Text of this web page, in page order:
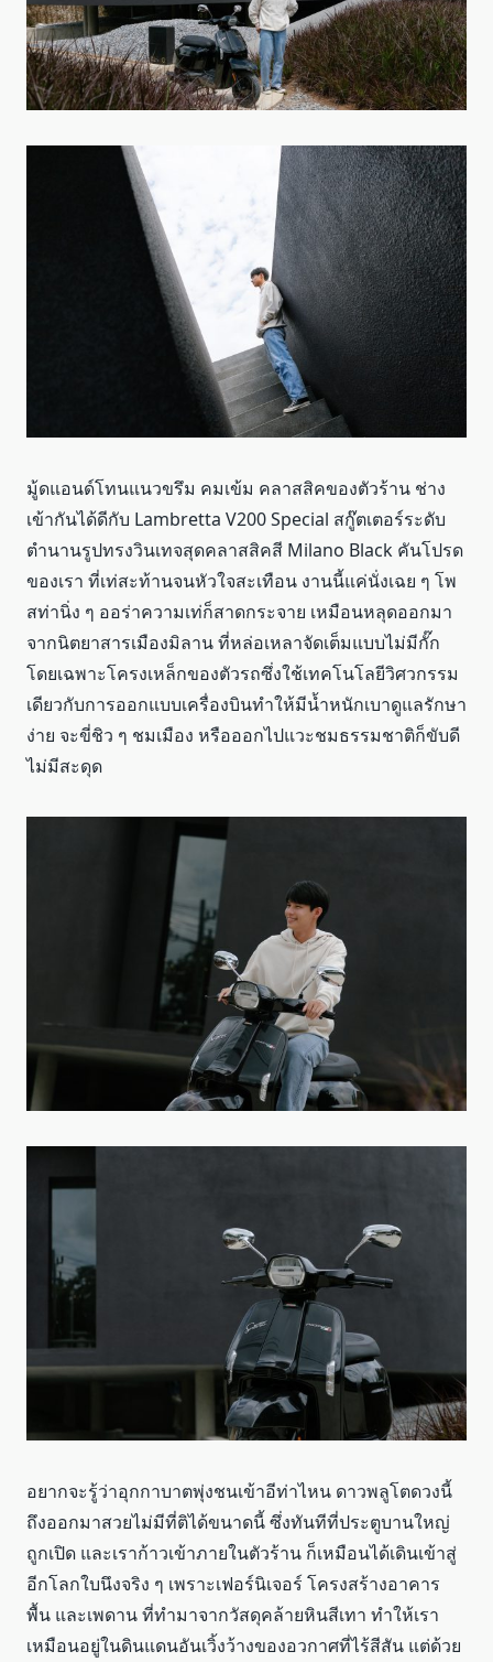
มู้ดแอนด์โทนแนวขรึม คมเข้ม คลาสสิคของตัวร้าน ช่าง
เข้ากันได้ดีกับ Lambretta V200 Special สกู๊ตเตอร์ระดับ
ตำนานรูปทรงวินเทจสุดคลาสสิคสี Milano Black คันโปรด
ของเรา ที่เท่สะท้านจนหัวใจสะเทือน งานนี้แค่นั่งเฉย ๆ โพ
สท่านิ่ง ๆ ออร่าความเท่ก็สาดกระจาย เหมือนหลุดออกมา
จากนิตยาสารเมืองมิลาน ที่หล่อเหลาจัดเต็มแบบไม่มีกั๊ก
โดยเฉพาะโครงเหล็กของตัวรถซึ่งใช้เทคโนโลยีวิศวกรรม
เดียวกับการออกแบบเครื่องบินทำให้มีน้ำหนักเบาดูแลรักษา
ง่าย จะขี่ชิว ๆ ชมเมือง หรือออกไปแวะชมธรรมชาติก็ขับดี
ไม่มีสะดุด
อยากจะรู้ว่าอุกกาบาตพุ่งชนเข้าอีท่าไหน ดาวพลูโตดวงนี้
ถึงออกมาสวยไม่มีที่ติได้ขนาดนี้ ซึ่งทันทีที่ประตูบานใหญ่
ถูกเปิด และเราก้าวเข้าภายในตัวร้าน ก็เหมือนได้เดินเข้าสู่
อีกโลกใบนึงจริง ๆ เพราะเฟอร์นิเจอร์ โครงสร้างอาคาร
พื้น และเพดาน ที่ทำมาจากวัสดุคล้ายหินสีเทา ทำให้เรา
เหมือนอยู่ในดินแดนอันเวิ้งว้างของอวกาศที่ไร้สีสัน แต่ด้วย